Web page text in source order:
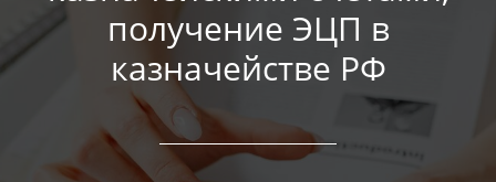
получение ЭЦП в
казначействе РФ